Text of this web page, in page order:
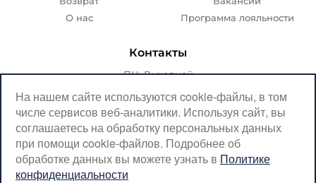
О нас
Программа лояльности
Контакты
ПН: Выходной
ВТ-ПТ: с 07:00 до 20:00
СБ-ВС: с 08:00 до 18:00
Москва, Крылатская, 10
SerpantinCyclingShop@gmail.com
+7 (926) 899-38-31
На нашем сайте используются cookie-файлы, в том
числе сервисов веб-аналитики. Используя сайт, вы
соглашаетесь на обработку персональных данных
при помощи cookie-файлов. Подробнее об
обработке данных вы можете узнать в Политике
конфиденциальности